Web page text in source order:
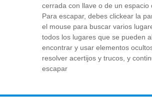
cerrada con llave o de un espacio
Para escapar, debes clickear la
el mouse para buscar varios
todos los lugares que se pueden
encontrar y usar elementos
resolver acertijos y trucos, y
escapar